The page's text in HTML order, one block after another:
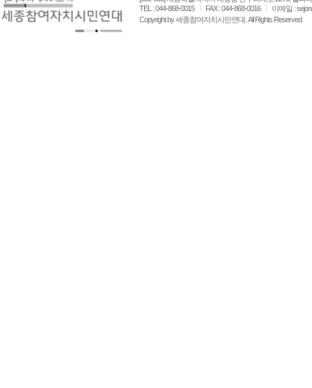
TEL : 044-868-0015
FAX : 044-868-0016
이메일 :
Copyright by 세종참여자치시민연대. All Rights Reserved.